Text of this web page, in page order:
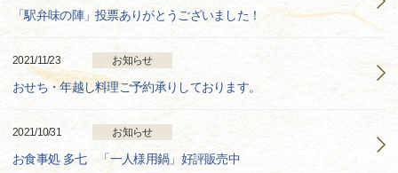
「駅弁味の陣」投票ありがとうございました！
2021/11/23 お知らせ
おせち・年越し料理ご予約承りしております。
2021/10/31 お知らせ
お食事処 多七 「一人様用鍋」好評販売中